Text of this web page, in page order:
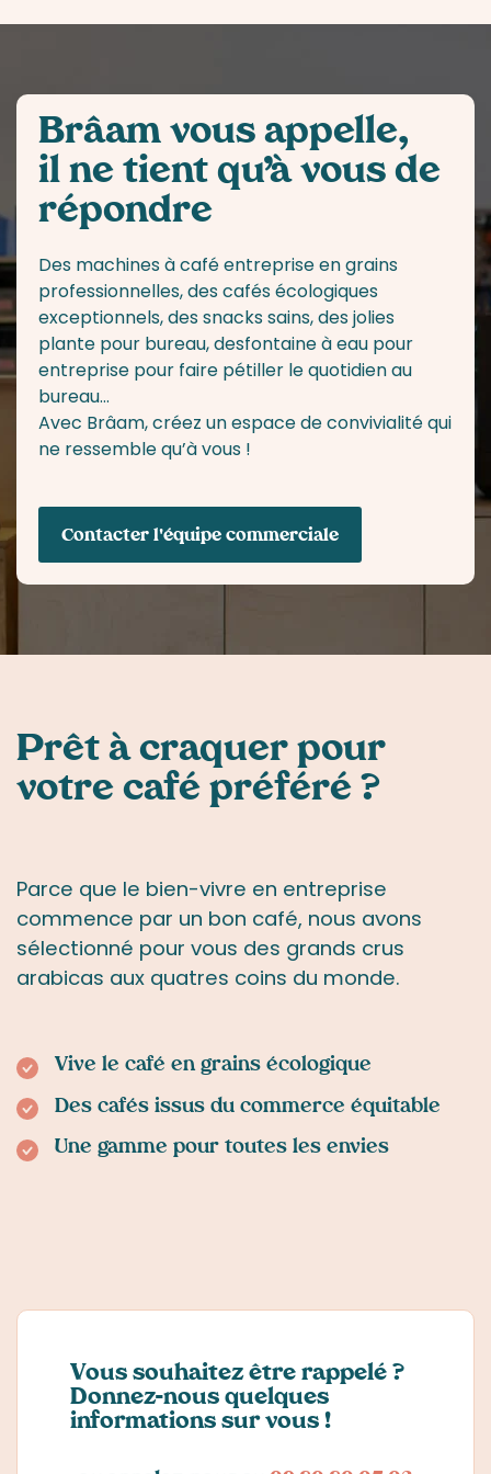
Brâam vous appelle,
il ne tient qu’à vous de
répondre
Des machines à café entrepriseen grains
professionnelles, des cafés écologiques
exceptionnels, des snacks sains, des jolies
plante pour bureau, desfontaine à eau pour
entreprise pour faire pétiller le quotidien au
bureau…
Avec Brâam, créez un espace de convivialité qui
ne ressemble qu’à vous !
Contacter l'équipe commerciale
Prêt à craquerpour
votre cafépréféré ?
Parce que le bien-vivre en entreprise
commence par un bon café, nous avons
sélectionné pour vous des grands crus
arabicas aux quatres coins du monde.
Vive le café en grains écologique
Des cafés issus du commerce équitable
Une gamme pour toutes les envies
Vous souhaitez être rappelé ?
Donnez-nous quelques
informations sur vous !